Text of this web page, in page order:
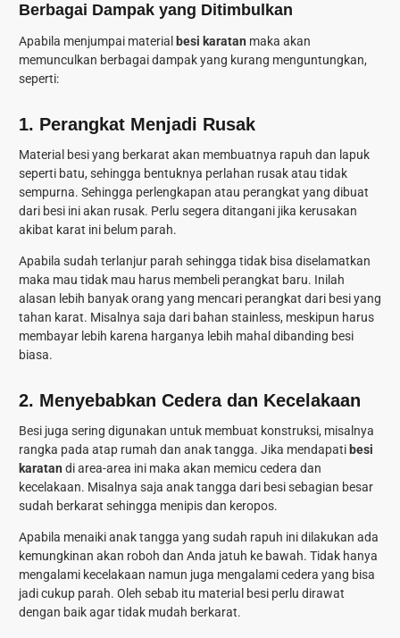
Berbagai Dampak yang Ditimbulkan
Apabila menjumpai material besi karatan maka akan
memunculkan berbagai dampak yang kurang menguntungkan,
seperti:
1. Perangkat Menjadi Rusak
Material besi yang berkarat akan membuatnya rapuh dan lapuk
seperti batu, sehingga bentuknya perlahan rusak atau tidak
sempurna. Sehingga perlengkapan atau perangkat yang dibuat
dari besi ini akan rusak. Perlu segera ditangani jika kerusakan
akibat karat ini belum parah.
Apabila sudah terlanjur parah sehingga tidak bisa diselamatkan
maka mau tidak mau harus membeli perangkat baru. Inilah
alasan lebih banyak orang yang mencari perangkat dari besi yang
tahan karat. Misalnya saja dari bahan stainless, meskipun harus
membayar lebih karena harganya lebih mahal dibanding besi
biasa.
2. Menyebabkan Cedera dan Kecelakaan
Besi juga sering digunakan untuk membuat konstruksi, misalnya
rangka pada atap rumah dan anak tangga. Jika mendapati besi
karatan di area-area ini maka akan memicu cedera dan
kecelakaan. Misalnya saja anak tangga dari besi sebagian besar
sudah berkarat sehingga menipis dan keropos.
Apabila menaiki anak tangga yang sudah rapuh ini dilakukan ada
kemungkinan akan roboh dan Anda jatuh ke bawah. Tidak hanya
mengalami kecelakaan namun juga mengalami cedera yang bisa
jadi cukup parah. Oleh sebab itu material besi perlu dirawat
dengan baik agar tidak mudah berkarat.